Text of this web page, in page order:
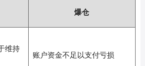
爆仓
维持
账户资金不足以支付亏损